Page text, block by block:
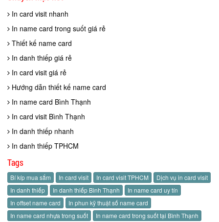
In card visit nhanh
In name card trong suốt giá rẻ
Thiết kế name card
In danh thiếp giá rẻ
In card visit giá rẻ
Hướng dẫn thiết kế name card
In name card Bình Thạnh
In card visit Bình Thạnh
In danh thiếp nhanh
In danh thiếp TPHCM
Tags
Bí kíp mua sắm In card visit In card visit TPHCM
Dịch vụ in card visit
In danh thiếp
In danh thiếp Bình Thạnh
In name card uy tín
In offset name card
In phun kỹ thuật số name card
In name card nhựa trong suốt
In name card trong suốt tại Bình Thạnh